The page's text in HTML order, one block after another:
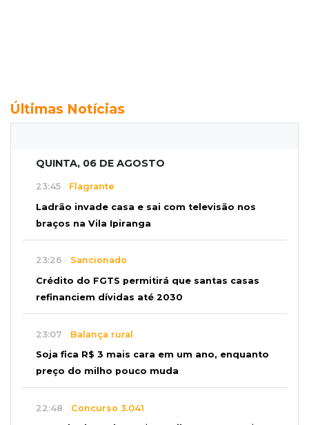
Últimas Notícias
QUINTA, 06 DE AGOSTO
23:45 Flagrante
Ladrão invade casa e sai com televisão nos
braços na Vila Ipiranga
23:26 Sancionado
Crédito do FGTS permitirá que santas casas
refinanciem dívidas até 2030
23:07 Balança rural
Soja fica R$ 3 mais cara em um ano, enquanto
preço do milho pouco muda
22:48 Concurso 3.041